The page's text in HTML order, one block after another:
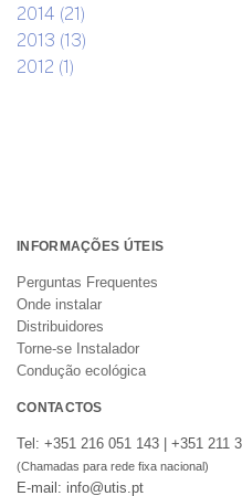
2014 (21)
2013 (13)
2012 (1)
INFORMAÇÕES ÚTEIS
Perguntas Frequentes
Onde instalar
Distribuidores
Torne-se Instalador
Condução ecológica
CONTACTOS
Tel: +351 216 051 143 | +351 211
(Chamadas para rede fixa nacional)
E-mail: info@utis.pt